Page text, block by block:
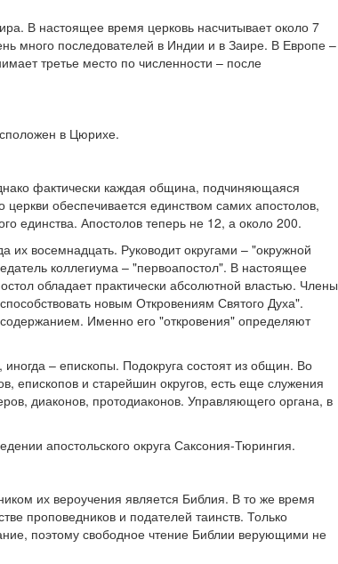
В настоящее время церковь насчитывает около 7
много последователей в Индии и в Заире. В Европе –
третье место по численности – после
в Цюрихе.
фактически каждая община, подчиняющаяся
обеспечивается единством самих апостолов,
единства. Апостолов теперь не 12, а около 200.
их восемнадцать. Руководит округами – "окружной
коллегиума – "первоапостол". В настоящее
обладает практически абсолютной властью. Члены
новым Откровениям Святого Духа".
Именно его "откровения" определяют
– епископы. Подокруга состоят из общин. Во
епископов и старейшин округов, есть еще служения
диаконов, протодиаконов. Управляющего органа, в
апостольского округа Саксония-Тюрингия.
их вероучения является Библия. В то же время
проповедников и подателей таинств. Только
поэтому свободное чтение Библии верующими не